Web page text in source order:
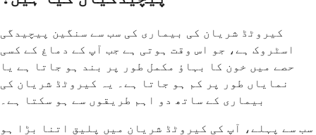
کیروٹڈ شریان کی بیماری کی سب سے سنگین پیچیدگی
اسٹروک ہے، جو اس وقت ہوتی ہے جب آپ کے دماغ کے کسی
حصے میں خون کا بہاؤ مکمل طور پر بند ہو جاتا ہے یا
نمایاں طور پر کم ہو جاتا ہے۔ یہ کیروٹڈ شریان کی
بیماری کے ساتھ دو اہم طریقوں سے ہو سکتا ہے۔
سب سے پہلے، آپ کی کیروٹڈ شریان میں پلیق اتنا بڑا ہو